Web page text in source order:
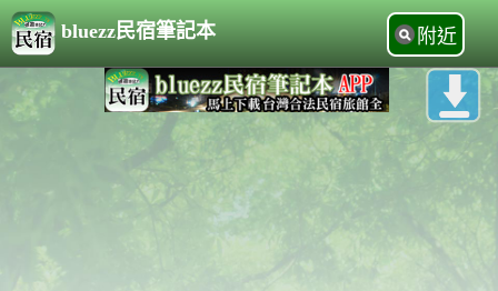
bluezz民宿筆記本 附近